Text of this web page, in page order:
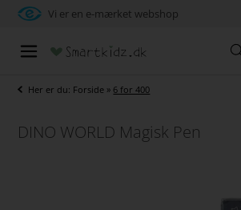
Vi er en e-mærket webshop
Her er du: Forside » 6 for 400
DINO WORLD Magisk Pen